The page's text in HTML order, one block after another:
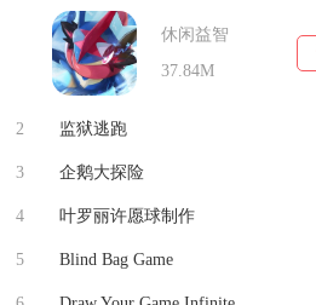
休闲益智
37.84M
2 监狱逃跑
44.2 M
3 企鹅大探险
休闲益智
45.76M
4 叶罗丽许愿球制作
休闲益智
135.25M
5 Blind Bag Game